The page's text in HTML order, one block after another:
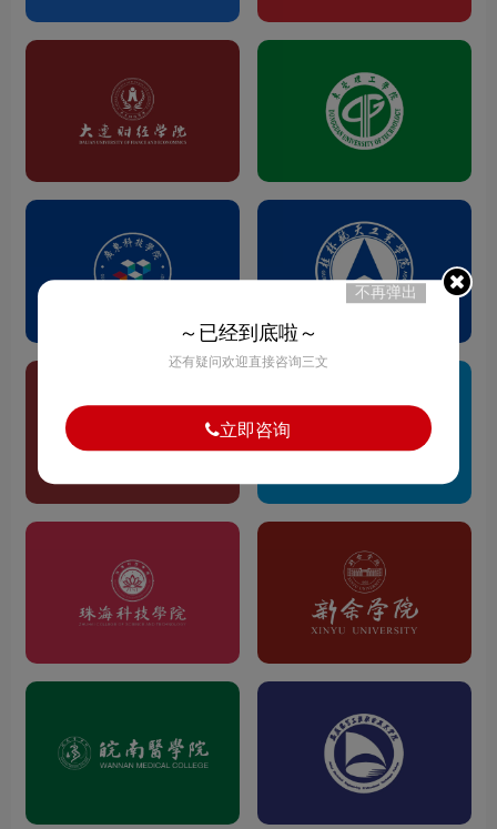
不再弹出
～已经到底啦～
还有疑问欢迎直接咨询三文
立即咨询